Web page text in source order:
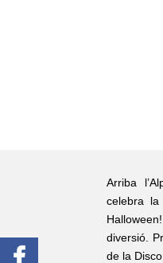
Arriba
celebra
diversió.
de la